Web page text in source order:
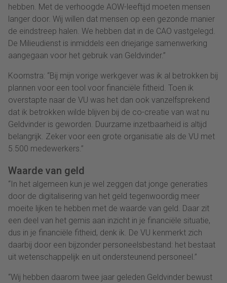
hebben. Met de verhoogde AOW-leeftijd moeten mensen
langer door. Wij willen dat mensen op een gezonde manier
de eindstreep halen. We hebben dat in de CAO vastgelegd.
De Milieudienst is inmiddels een driejarige samenwerking
aangegaan voor het gebruik van Geldvinder.”
Koornstra: “Bij mijn vorige werkgever was ik al betrokken bij
plannen voor een tool voor financiële fitheid. Toen ik
overstapte naar de VU was het dan ook vanzelfsprekend
dat ik betrokken wilde blijven bij de co-creatie van wat nu
Geldvinder is geworden. Duurzame inzetbaarheid is altijd
belangrijk. Zeker voor een grote organisatie als de VU met
5.500 medewerkers.”
Waarde van geld
“ In het algemeen kun je wel zeggen dat jonge generaties
door de digitalisering van het geld tegenwoordig meer
moeite lijken te hebben met de waarde van geld. Daar zit
een deel van het gemis aan inzicht in je financiële situatie,
dus in je financiële fitheid, denk ik. De VU kenmerkt zich
daarbij door een bijzonder personeelsbestand: het bestaat
uit wetenschappelijk en uit ondersteunend personeel.”
“Wij hebben daarom twee jaar geleden Geldvinder bewust